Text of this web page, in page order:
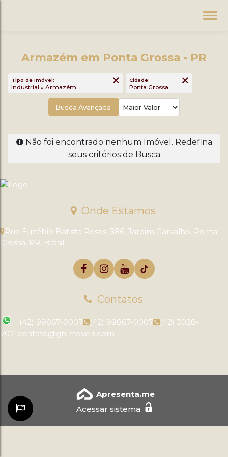
Armazém em Ponta Grossa - PR
Tipo de Imóvel:
Industrial » Armazém
Cidade:
Busca Avançada
Não foi encontrado nenhum Imóvel. Redefina
seus critérios de Busca
Onde Estamos
Rua Euzébio Batista Rosas, 386, Jardim Carvalho, Ponta
Grossa, PR, Brasil
Contatos
(42) 99867-0007 (42) 99867-0007
(42) 3028-
7071contato@ghimoveis.com